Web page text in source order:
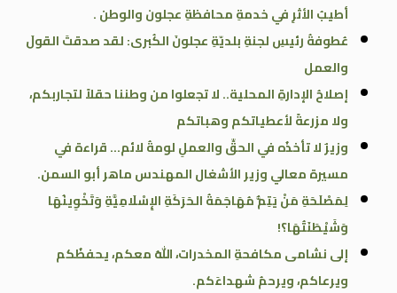
أطيبُ الأثرِ في خدمةِ محافظةِ عجلون والوطن .
عُطوفةُ رئيسِ لجنةِ بلديّةِ عجلونَ الكُبرى: لقد صدقتَ القولَ
والعمل
إصلاحُ الإدارةِ المحلية.. لا تجعلوا من وطننا حقلاً لتجاربكم،
ولا مزرعةً لأعطياتكم وهباتكم
وزيرٌ لا تأخذُه في الحقِّ والعملِ لومةُ لائم… قراءة في
مسيرة معالي وزير الأشغال المهندس ماهر أبو السمن.
لِمَصْلَحَةِ مَنْ يَتِمُّ مُهَاجَمَةُ الحَرَكَةِ الإِسْلَامِيَّةِ وَتَخْوِينُهَا
وَشَيْطَنَتُهَا؟!
إلى نشامى مكافحةِ المخدرات، اللهُ معكم، يحفظُكم
ويرعاكم، ويرحمُ شهداءَكم.